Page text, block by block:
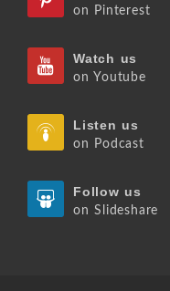
on Pinterest
Watch us
on Youtube
Listen us
on Podcast
Follow us
on Slideshare